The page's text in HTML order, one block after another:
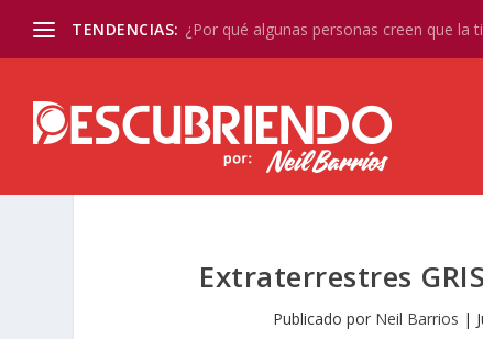
TENDENCIAS: ¿Por qué algunas personas creen que la
Extraterrestres
Publicado por Neil Barrios |